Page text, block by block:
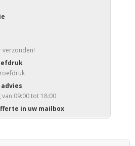
verzonden!
09:00 tot 18:00
in uw mailbox